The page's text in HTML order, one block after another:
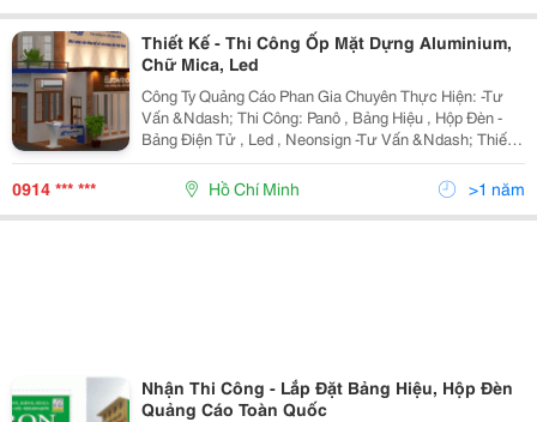
Thiết Kế - Thi Công Ốp Mặt Dựng Aluminium,
Chữ Mica, Led
Công Ty Quảng Cáo Phan Gia Chuyên Thực Hiện: -Tư
Vấn &Ndash; Thi Công: Panô , Bảng Hiệu , Hộp Đèn -
Bảng Điện Tử , Led , Neonsign -Tư Vấn &Ndash; Thiết
Kế &Ndash; Thi Công Gian Hàng Hội Chợ , Triển Lãm -
Tư Vấn &Ndash; Thiết Kế &Ndash; Thi
0914 *** *** Hồ Chí Minh >1 năm
Nhận Thi Công - Lắp Đặt Bảng Hiệu, Hộp Đèn
Quảng Cáo Toàn Quốc